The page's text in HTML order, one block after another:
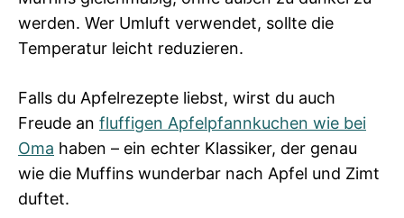
werden. Wer Umluft verwendet, sollte die
Temperatur leicht reduzieren.
Falls du Apfelrezepte liebst, wirst du auch
Freude an fluffigen Apfelpfannkuchen wie bei
Oma haben – ein echter Klassiker, der genau
wie die Muffins wunderbar nach Apfel und Zimt
duftet.